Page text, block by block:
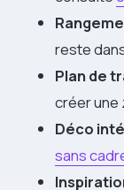
reste
Plan de
créer une
Déco
sans